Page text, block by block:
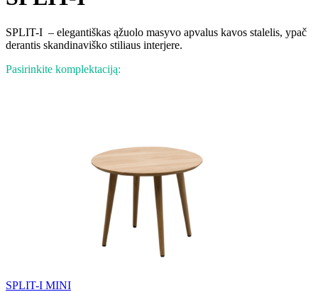
SPLIT-I – elegantiškas ąžuolo masyvo apvalus kavos stalelis, ypač
derantis skandinaviško stiliaus interjere.
Pasirinkite komplektaciją:
SPLIT-I MINI